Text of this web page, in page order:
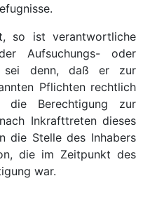
so ist verantwortliche
Aufsuchungs- oder
sei denn, daß er zur
Pflichten rechtlich
Berechtigung zur
Inkrafttreten dieses
die Stelle des Inhabers
die im Zeitpunkt des
war.